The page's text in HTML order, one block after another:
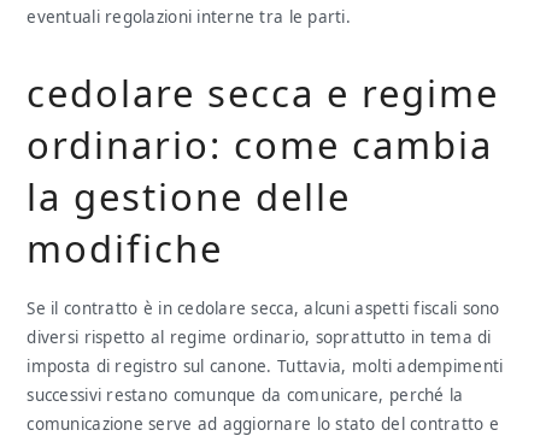
eventuali regolazioni interne tra le parti.
cedolare secca e regime
ordinario: come cambia
la gestione delle
modifiche
Se il contratto è in cedolare secca, alcuni aspetti fiscali sono
diversi rispetto al regime ordinario, soprattutto in tema di
imposta di registro sul canone. Tuttavia, molti adempimenti
successivi restano comunque da comunicare, perché la
comunicazione serve ad aggiornare lo stato del contratto e